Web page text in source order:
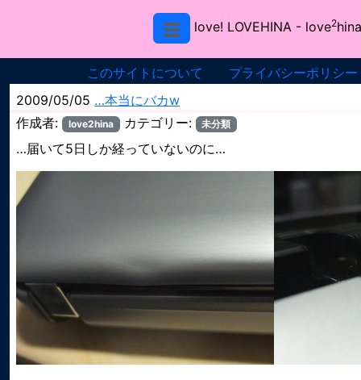
love! LOVEHINA - love2
このサイトについて
プライバシーポリシー
2009/05/05 …本当にバカw
作成者:
love2hina カテゴリー: 未分類
…届いて5日しか経っていないのに…